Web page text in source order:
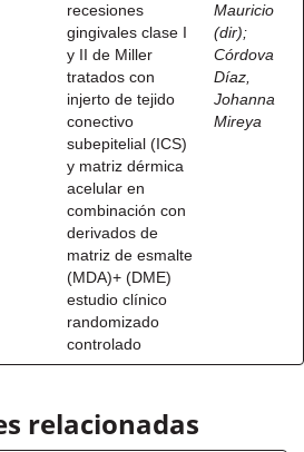
recesiones
gingivales clase I
y II de Miller
tratados con
injerto de tejido
conectivo
subepitelial (ICS)
y matriz dérmica
acelular en
combinación con
derivados de
matriz de esmalte
(MDA)+ (DME)
estudio clínico
randomizado
controlado
Mauricio
(dir);
Córdova
Díaz,
Johanna
Mireya
relacionadas